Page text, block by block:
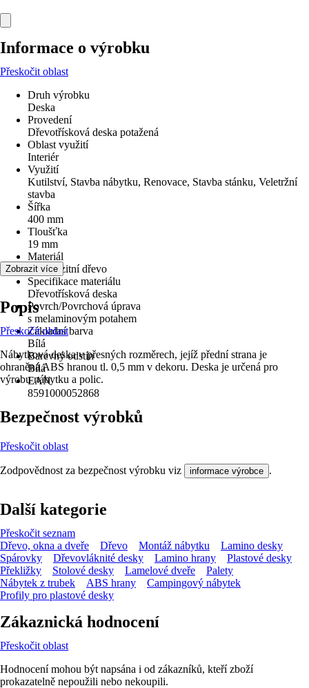
Informace o výrobku
Přeskočit oblast
Druh výrobku
Deska
Provedení
Dřevotřísková deska potažená
Oblast využití
Interiér
Využití
Kutilství, Stavba nábytku, Renovace, Stavba stánku, Veletržní
stavba
Šířka
400 mm
Tloušťka
19 mm
Materiál
Kompozitní dřevo
Specifikace materiálu
Dřevotřísková deska
Povrch/Povrchová úprava
s melaminovým potahem
Základní barva
Bílá
Barevný odstín
Bílá
EAN
8591000052868
Zobrazit více
Popis
Přeskočit oblast
Nábytková deska v přesných rozměrech, jejíž přední strana je
ohraněná ABS hranou tl. 0,5 mm v dekoru. Deska je určená pro
výrobu nábytku a polic.
Bezpečnost výrobků
Přeskočit oblast
Zodpovědnost za bezpečnost výrobku viz informace výrobce .
Další kategorie
Přeskočit seznam
Dřevo, okna a dveře
Dřevo Montáž nábytku
Lamino desky
Spárovky
Dřevovláknité desky Lamino hrany
Plastové desky
Překližky
Stolové desky Lamelové dveře
Palety
Nábytek z trubek
ABS hrany
Campingový nábytek
Profily pro plastové desky
Zákaznická hodnocení
Přeskočit oblast
Hodnocení mohou být napsána i od zákazníků, kteří zboží
prokazatelně nepoužili nebo nekoupili.